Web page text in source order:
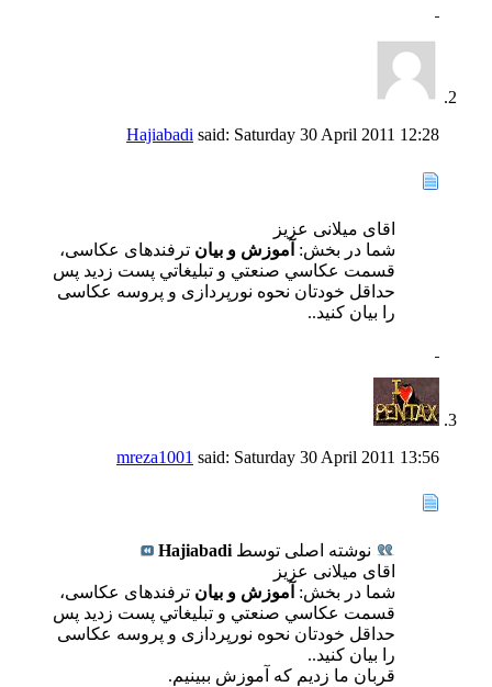
Hajiabadi said: Saturday 30 April 2011 12:28
اقای میلانی عزیز
شما در بخش: آموزش و بیان ترفندهای عکاسی،
قسمت عكاسي صنعتي و تبليغاتي پست زدید پس
حداقل خودتان نحوه نورپردازی و پروسه عکاسی
را بیان کنید..
mreza1001 said: Saturday 30 April 2011 13:56
نوشته اصلی توسط Hajiabadi
اقای میلانی عزیز
شما در بخش: آموزش و بیان ترفندهای عکاسی،
قسمت عكاسي صنعتي و تبليغاتي پست زدید پس
حداقل خودتان نحوه نورپردازی و پروسه عکاسی
را بیان کنید..
قربان ما زدیم که آموزش ببینیم.